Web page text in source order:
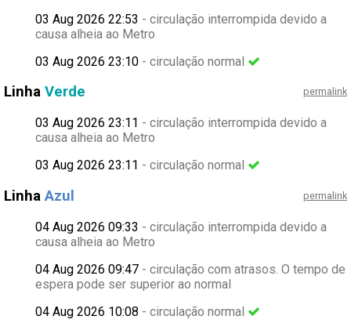
03 Aug 2026 22:53 - circulação interrompida devido a
causa alheia ao Metro
03 Aug 2026 23:10 - circulação normal
permalink
Linha Verde
03 Aug 2026 23:11 - circulação interrompida devido a
causa alheia ao Metro
03 Aug 2026 23:11 - circulação normal
permalink
LinhaAzul
04 Aug 2026 09:33 - circulação interrompida devido a
causa alheia ao Metro
04 Aug 2026 09:47 - circulação com atrasos. O tempo de
espera pode ser superior ao normal
04 Aug 2026 10:08 - circulação normal